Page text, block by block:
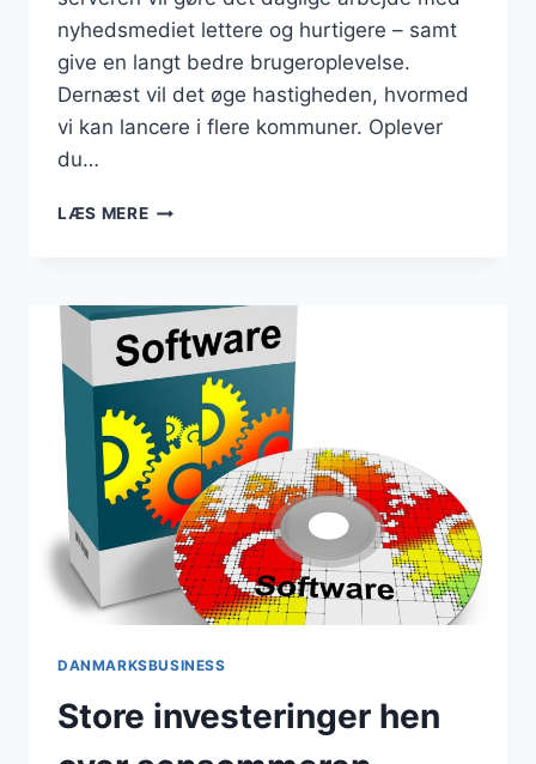
nyhedsmediet lettere og hurtigere – samt
give en langt bedre brugeroplevelse.
Dernæst vil det øge hastigheden, hvormed
vi kan lancere i flere kommuner. Oplever
du…
LÆS MEREDANMARKSBUSINESS
NY
OG
HURTIGERE
SERVER
DANMARKSBUSINESS
Store investeringer hen